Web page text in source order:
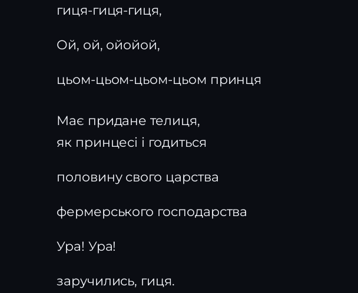
гиця-гиця-гиця,
Ой, ой, ойойой,
цьом-цьом-цьом-цьом принця
Має придане телиця,
як принцесі і годиться
половину свого царства
фермерського господарства
Ура! Ура!
заручились, гиця.